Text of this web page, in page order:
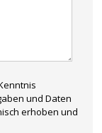
und Daten
erhoben und